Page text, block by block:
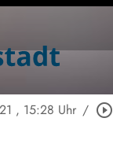
, 15:28 Uhr / play_circle_outline